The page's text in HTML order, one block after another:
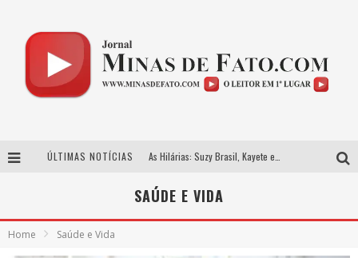
ÚLTIMAS NOTÍCIAS
Usecorp consolida a ‘economia do uso’ no B2B brasileiro, vira S.A. e impulsiona expansão com novo fundo estruturado
SAÚDE E VIDA
Home Saúde e Vida